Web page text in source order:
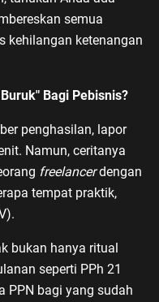
semua
kehilangan ketenangan
Bagi Pebisnis?
penghasilan, lapor
Namun, ceritanya
freelancerdengan
tempat praktik,
bukan hanya ritual
seperti PPh 21
PPN bagi yang sudah